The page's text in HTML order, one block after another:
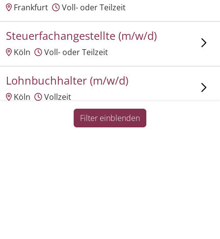
Filter einblenden
Frankfurt Voll- oder Teilzeit
Steuerfachangestellte (m/w/d)
Köln Voll- oder Teilzeit
Lohnbuchhalter (m/w/d)
Köln Vollzeit
Personalsachbearbeiter